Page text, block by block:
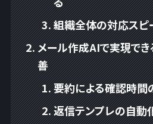
組織全体の対応スピ
メール作成AIで実現で
善
要約による確認時間
返信テンプレの自動